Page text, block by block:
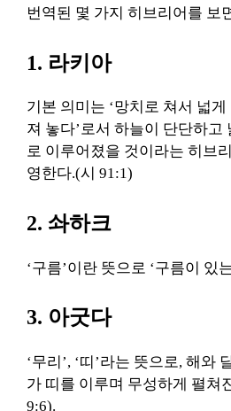
번역된 몇 가지 히브리어를 보
1. 라키아
기본 의미는 ‘망치로 쳐서 넓게
져 놓다’로서 하늘이 단단하고
로 이루어졌을 것이라는 히브
영한다.(시 91:1)
2. 솨하크
‘구름’이란 뜻으로 ‘구름이 있
3. 아굿다
‘무리’, ‘띠’라는 뜻으로, 해와
가 띠를 이루며 무성하게 펼쳐
9:6).